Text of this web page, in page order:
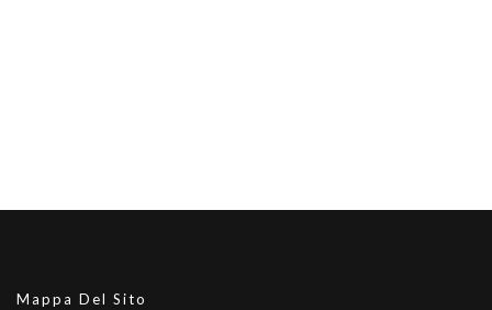
Mappa Del Sito